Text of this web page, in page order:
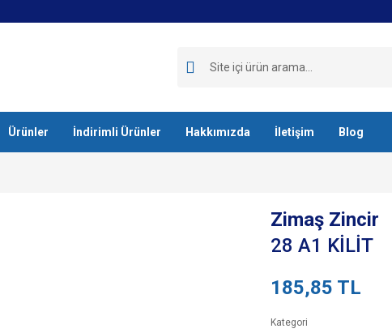
Ürünler İndirimli Ürünler Hakkımızda İletişim Blog
Zimaş Zincir
28 A1 KİLİT
185,85 TL
Kategori